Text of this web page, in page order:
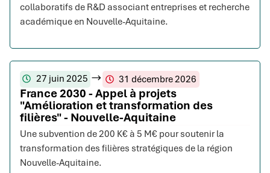
collaboratifs de R&D associant entreprises et recherche
académique en Nouvelle-Aquitaine.
27 juin 2025 31 décembre 2026
France 2030 - Appel à projets
"Amélioration et transformation des
filières" - Nouvelle-Aquitaine
Une subvention de 200 K€ à 5 M€ pour soutenir la
transformation des filières stratégiques de la région
Nouvelle-Aquitaine.